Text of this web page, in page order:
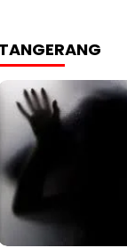
TANGERANG